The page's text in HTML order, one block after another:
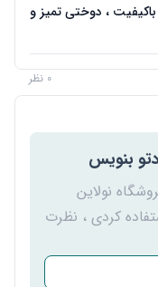
باکیفیت ، دوختی تمیز و
0 نظر
بنویس
نولاین
کردی ، نظرت